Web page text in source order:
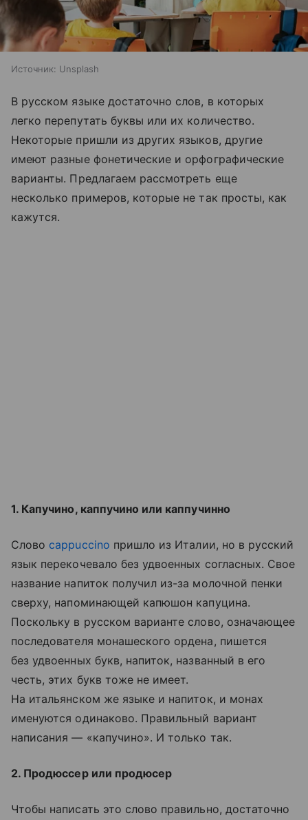
Источник: Unsplash
В русском языке достаточно слов, в которых
легко перепутать буквы или их количество.
Некоторые пришли из других языков, другие
имеют разные фонетические и орфографические
варианты. Предлагаем рассмотреть еще
несколько примеров, которые не так просты, как
кажутся.
1. Капучино, каппучино или каппучинно
Слово cappuccino пришло из Италии, но в русский
язык перекочевало без удвоенных согласных. Свое
название напиток получил из-за молочной пенки
сверху, напоминающей капюшон капуцина.
Поскольку в русском варианте слово, означающее
последователя монашеского ордена, пишется
без удвоенных букв, напиток, названный в его
честь, этих букв тоже не имеет.
На итальянском же языке и напиток, и монах
именуются одинаково. Правильный вариант
написания — «капучино». И только так.
2. Продюссер или продюсер
Чтобы написать это слово правильно, достаточно